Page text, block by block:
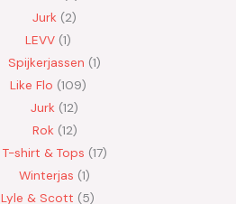
Jurk 2
LEVV 1
Spijkerjassen 1
Like Flo 109
Jurk 12
Rok 12
T-shirt & Tops 17
Winterjas 1
Lyle & Scott 5